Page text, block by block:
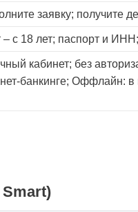
заявку; получите
– с 18 лет; паспорт и
кабинет; без
банкинге; Оффлайн: в